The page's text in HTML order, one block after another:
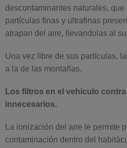
descontaminantes naturales,
partículas finas y ultrafinas
atrapan del aire, llevandolas al
Una vez libre de sus partículas,
a la de las montañas.
Los filtros en el vehículo
innecesarios.
La ionización del aire le permite
contaminación dentro del